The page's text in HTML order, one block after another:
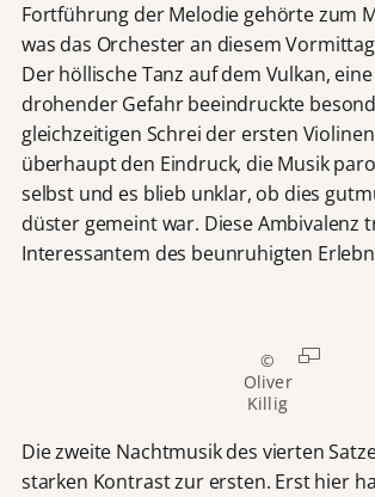
Fortführung der Melodie gehörte zum
was das Orchester an diesem
Der höllische Tanz auf dem Vulkan,
drohender Gefahr beeindruckte
gleichzeitigen Schrei der ersten
überhaupt den Eindruck, die Musik
selbst und es blieb unklar, ob dies
düster gemeint war. Diese Ambivalenz
Interessantem des beunruhigten
©
Oliver
Killig
Die zweite Nachtmusik des vierten
starken Kontrast zur ersten. Erst hier